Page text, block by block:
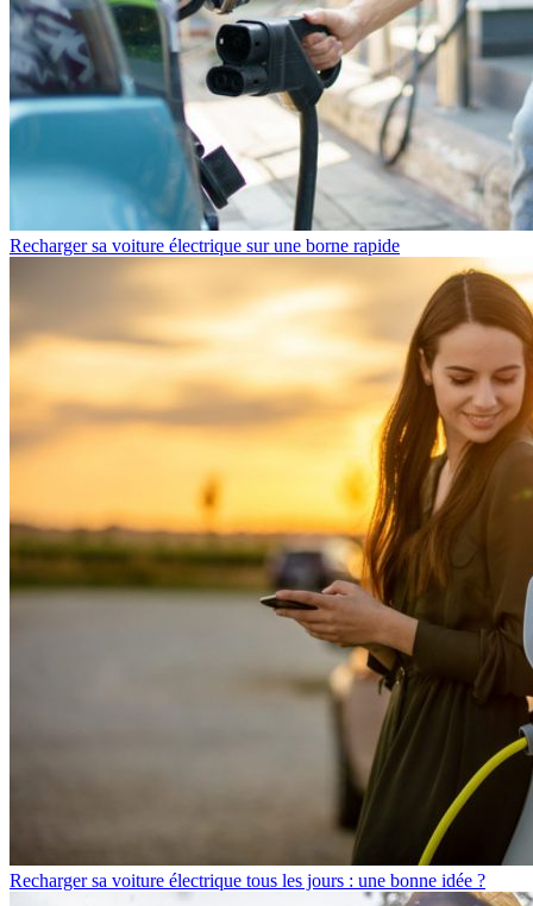
Recharger sa voiture électrique sur une borne rapide
Recharger sa voiture électrique tous les jours : une bonne idée ?